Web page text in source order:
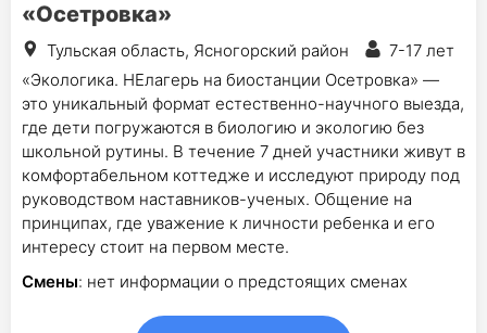
«Осетровка»
Тульская область, Ясногорский район
7-17 лет
«Экологика. НЕлагерь на биостанции Осетровка» —
это уникальный формат естественно-научного выезда,
где дети погружаются в биологию и экологию без
школьной рутины. В течение 7 дней участники живут в
комфортабельном коттедже и исследуют природу под
руководством наставников-ученых. Общение на
принципах, где уважение к личности ребенка и его
интересу стоит на первом месте.
Смены: нет информации о предстоящих сменах